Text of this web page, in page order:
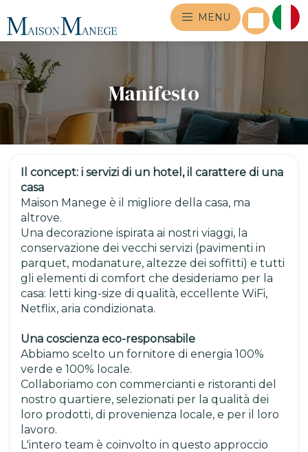
MENU
Manifesto
Il concept: i servizi di un hotel, il carattere di una
casa
Maison Manege è il migliore della casa, ma
altrove.
Una decorazione ispirata ai nostri viaggi, la
conservazione dei vecchi servizi (pavimenti in
parquet, modanature, altezze dei soffitti) e tutti
gli elementi di comfort che desideriamo per la
casa: letti king-size di qualità, eccellente WiFi,
Netflix, aria condizionata.
Una coscienza eco-responsabile
Abbiamo scelto un fornitore di energia 100%
verde e 100% locale.
Collaboriamo con commercianti e ristoranti del
nostro quartiere, selezionati per la qualità dei
loro prodotti, di provenienza locale, e per il loro
lavoro.
L'intero team è coinvolto in questo approccio